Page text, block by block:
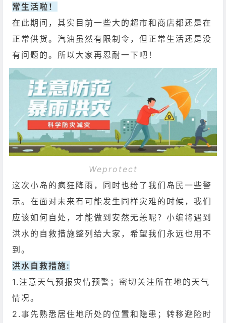
常生活啦！
在此期间，其实目前一些大的超市和商店都还是在
正常供货。汽油虽然有限制令，但正常生活还是没
有问题的。所以大家再忍耐一下吧！
Weprotect
这次小岛的疯狂降雨，同时也给了我们岛民一些警
示。在面对未来有可能发生同样灾难的时候，我们
应该如何自处，才能做到安然无恙呢？小编将遇到
洪水的自救措施整列给大家，希望我们永远也用不
到。
洪水自救措施:
1.注意天气预报灾情预警；密切关注所在地的天气
情况。
2.事先熟悉居住地所处的位置和隐患；转移避险时